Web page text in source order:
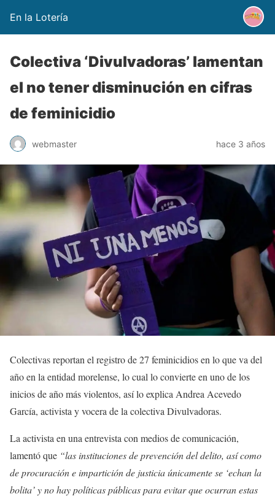
En la Lotería
Colectiva ‘Divulvadoras’ lamentan
el no tener disminución en cifras
de feminicidio
webmaster hace 3 años
Colectivas reportan el registro de 27 feminicidios en lo que va del
año en la entidad morelense, lo cual lo convierte en uno de los
inicios de año más violentos, así lo explica Andrea Acevedo
García, activista y vocera de la colectiva Divulvadoras.
La activista en una entrevista con medios de comunicación,
lamentó que “las instituciones de prevención del delito, así como
de procuración e impartición de justicia únicamente se ‘echan la
bolita’ y no hay políticas públicas para evitar que ocurran estas